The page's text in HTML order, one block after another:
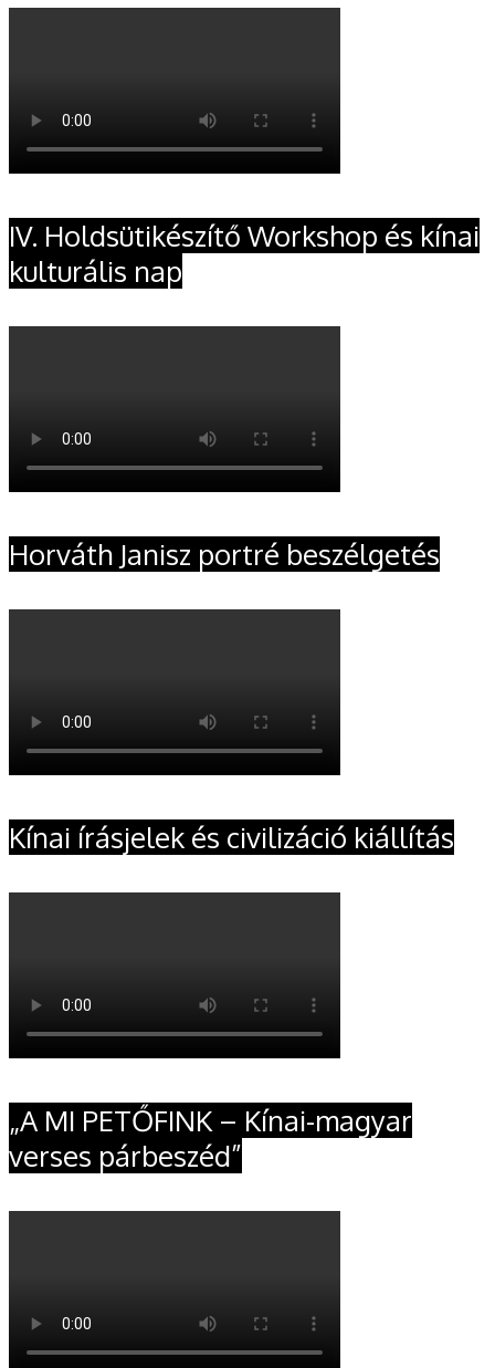
IV. Holdsütikészítő Workshop és kínai
kulturális nap
Horváth Janisz portré beszélgetés
Kínai írásjelek és civilizáció kiállítás
„A MI PETŐFINK – Kínai-magyar
verses párbeszéd”